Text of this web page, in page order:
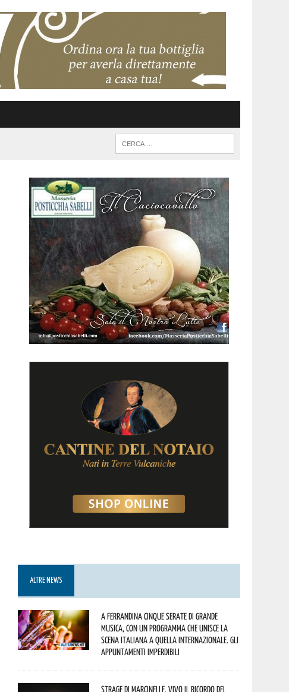
ALTRE NEWS
A Ferrandina cinque serate di grande
musica, con un programma che unisce la
scena italiana a quella internazionale. Gli
appuntamenti imperdibili
Strage di Marcinelle, vivo il ricordo del